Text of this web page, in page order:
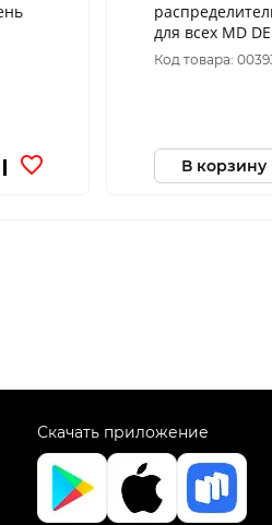
для всех MD
Код товара:
В корзину
Скачать приложение